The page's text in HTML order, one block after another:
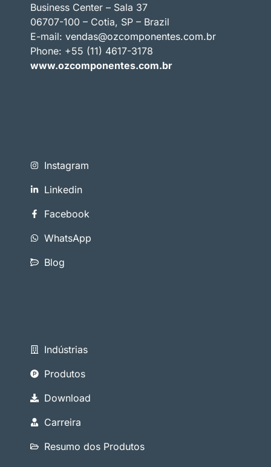
Business Center – Sala 37
06707-100 – Cotia, SP – Brazil
E-mail: vendas@ozcomponentes.com.br
Phone: +55 (11) 4617-3178
www.ozcomponentes.com.br
Instagram
Linkedin
Facebook
WhatsApp
Blog
Indústrias
Produtos
Download
Carreira
Resumo dos Produtos